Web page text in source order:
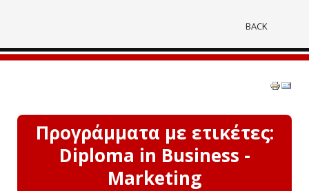
BACK
Προγράμματα με ετικέτες:
Diploma in Business -
Marketing